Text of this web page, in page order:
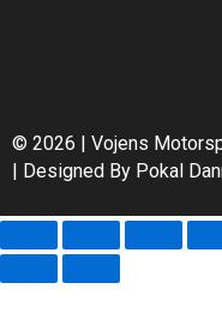
© 2026 | Vojens
| Designed By Pokal